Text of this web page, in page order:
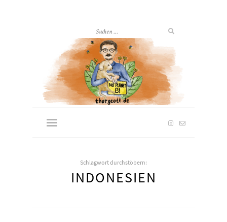
Schlagwort durchstöbern:
INDONESIEN